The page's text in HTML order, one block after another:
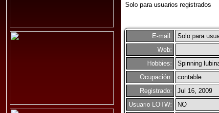
Solo para usuarios registrados
E-mail:
Solo para
Web:
Hobbies:
Spinning
Ocupación:
contable
Registrado:
Jul 16, 2009
Usuario LOTW:
NO